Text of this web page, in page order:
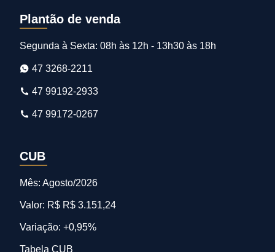
Plantão de venda
Segunda à Sexta: 08h às 12h - 13h30 às 18h
47 3268-2211
47 99192-2933
47 99172-0267
CUB
Mês: Agosto/2026
Valor: R$ R$ 3.151,24
Variação: +0,95%
Tabela CUB